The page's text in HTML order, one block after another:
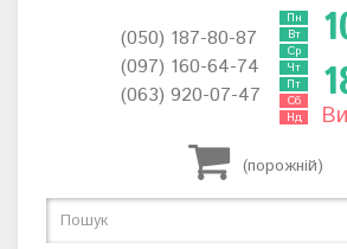
(порожній)
(050) 187-80-87
(097) 160-64-74
(063) 920-07-47
Пн
Вт
Ср
Чт
Пт
Сб
Нд